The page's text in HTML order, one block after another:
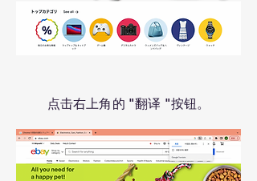
点击右上角的 "翻译 "按钮。